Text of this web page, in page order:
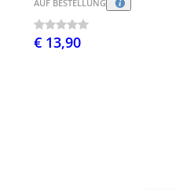
AUF BESTELLUNG
€ 13,90